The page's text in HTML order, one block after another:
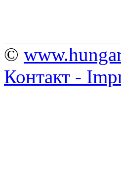
©
Контакт -